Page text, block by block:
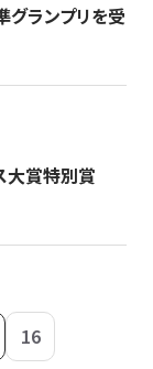
ランプリを受
大賞特別賞
16